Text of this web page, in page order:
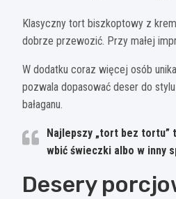
Klasyczny tort biszkoptowy z
dobrze przewozić. Przy małej
W dodatku coraz więcej osób unika
pozwala dopasować deser do
bałaganu.
Najlepszy „tort bez tortu”
wbić świeczki albo w inny
Desery